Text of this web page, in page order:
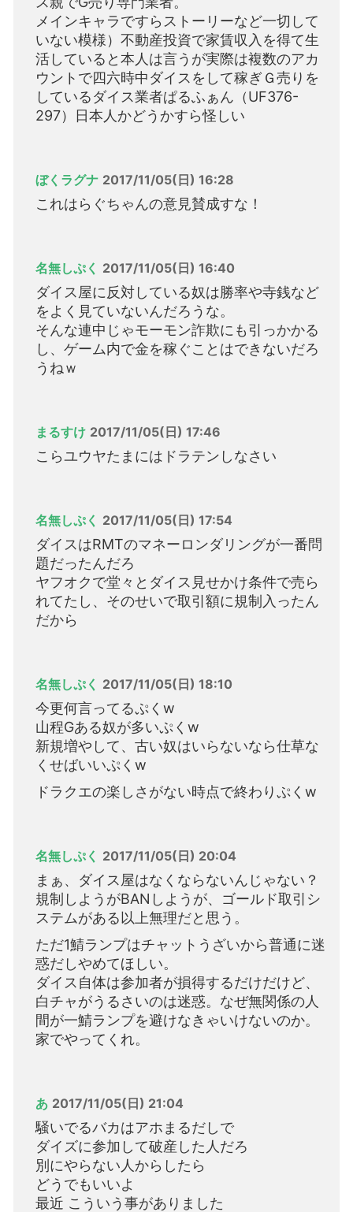
メインキャラですらストーリーなど一切して
いない模様）不動産投資で家賃収入を得て生
活していると本人は言うが実際は複数のアカ
ウントで四六時中ダイスをして稼ぎＧ売りを
しているダイス業者ぱるふぁん（UF376-
297）日本人かどうかすら怪しい
ぼくラグナ 2017/11/05(日) 16:28
これはらぐちゃんの意見賛成すな！
名無しぷく 2017/11/05(日) 16:40
ダイス屋に反対している奴は勝率や寺銭など
をよく見ていないんだろうな。
そんな連中じゃモーモン詐欺にも引っかかる
し、ゲーム内で金を稼ぐことはできないだろ
うねｗ
まるすけ 2017/11/05(日) 17:46
こらユウヤたまにはドラテンしなさい
名無しぷく 2017/11/05(日) 17:54
ダイスはRMTのマネーロンダリングが一番問
題だったんだろ
ヤフオクで堂々とダイス見せかけ条件で売ら
れてたし、そのせいで取引額に規制入ったん
だから
名無しぷく 2017/11/05(日) 18:10
今更何言ってるぷくw
山程Gある奴が多いぷくw
新規増やして、古い奴はいらないなら仕草な
くせばいいぷくw
ドラクエの楽しさがない時点で終わりぷくw
名無しぷく 2017/11/05(日) 20:04
まぁ、ダイス屋はなくならないんじゃない？
規制しようがBANしようが、ゴールド取引シ
ステムがある以上無理だと思う。
ただ1鯖ランプはチャットうざいから普通に迷
惑だしやめてほしい。
ダイス自体は参加者が損得するだけだけど、
白チャがうるさいのは迷惑。なぜ無関係の人
間が一鯖ランプを避けなきゃいけないのか。
家でやってくれ。
あ 2017/11/05(日) 21:04
騒いでるバカはアホまるだしで
ダイズに参加して破産した人だろ
別にやらない人からしたら
どうでもいいよ
最近 こういう事がありました